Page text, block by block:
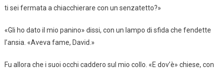
ti sei fermata a chiacchierare con un senzatetto?»
«Gli ho dato il mio panino» dissi, con un lampo di sfida che fendette
l’ansia. «Aveva fame, David.»
Fu allora che i suoi occhi caddero sul mio collo. «E dov’è» chiese, con